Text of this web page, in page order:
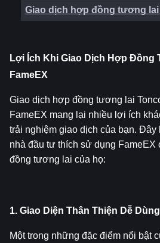
Giao dịch hợp đồng tương
Lợi Ích Khi Giao Dịch Hợp Đồng
FameEX
Giao dịch hợp đồng tương lai
FameEX mang lại nhiều lợi ích
trải nghiệm giao dịch của bạn. Đây
nhà đầu tư thích sử dụng FameEX
đồng tương lai của họ:
1. Giao Diện Thân Thiện Dễ
Một trong những đặc điểm nổi bật